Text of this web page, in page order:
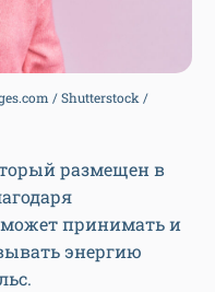
/ Shutterstock /
размещен в
принимать и
энергию